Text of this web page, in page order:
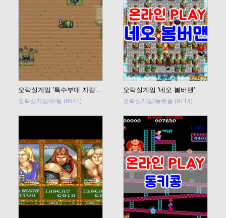
오락실게임 '특수부대 자칼' 온라인 플레이
오락실게임/슈팅 (8541) 오락실게임/플랫폼 (9714)